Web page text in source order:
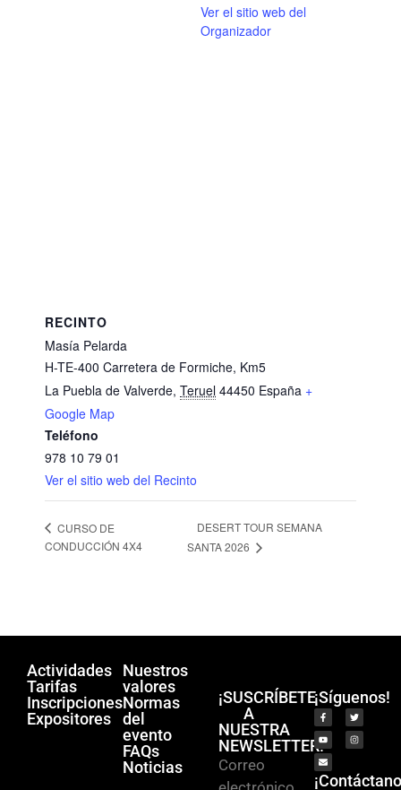
Ver el sitio web del
Organizador
RECINTO
Masía Pelarda
H-TE-400 Carretera de Formiche, Km5
La Puebla de Valverde, Teruel 44450 España +
Google Map
Teléfono
978 10 79 01
Ver el sitio web del Recinto
CURSO DE
CONDUCCIÓN 4X4
DESERT TOUR SEMANA
SANTA 2026
Actividades
Tarifas
Inscripciones
Expositores
Nuestros
valores
Normas
del
evento
FAQs
Noticias
¡SUSCRÍBETE
A
NUESTRA
NEWSLETTER!
Correo
¡Síguenos!